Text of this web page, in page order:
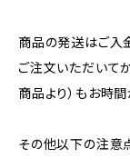
商品の発送はご入
ご注文いただいて
商品より）もお時間
その他以下の注意